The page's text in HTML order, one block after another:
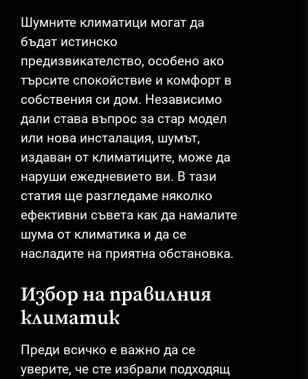
Шумните климатици могат да
бъдат истинско
предизвикателство, особено ако
търсите спокойствие и комфорт в
собствения си дом. Независимо
дали става въпрос за стар модел
или нова инсталация, шумът,
издаван от климатиците, може да
наруши ежедневието ви. В тази
статия ще разгледаме няколко
ефективни съвета как да намалите
шума от климатика и да се
насладите на приятна обстановка.
Избор на правилния
климатик
Преди всичко е важно да се
уверите, че сте избрали подходящ